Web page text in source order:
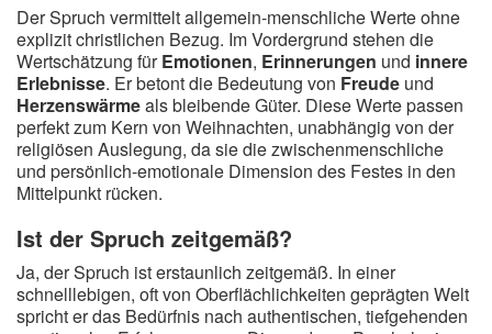
Der Spruch vermittelt allgemein-menschliche Werte ohne
explizit christlichen Bezug. Im Vordergrund stehen die
Wertschätzung fürEmotionen, Erinnerungen und innere
Erlebnisse. Er betont die Bedeutung von Freude und
Herzenswärmeals bleibende Güter. Diese Werte passen
perfekt zum Kern von Weihnachten, unabhängig von der
religiösen Auslegung, da sie die zwischenmenschliche
und persönlich-emotionale Dimension des Festes in den
Mittelpunkt rücken.
Ist der Spruch zeitgemäß?
Ja, der Spruch ist erstaunlich zeitgemäß. In einer
schnelllebigen, oft von Oberflächlichkeiten geprägten Welt
spricht er das Bedürfnis nach authentischen, tiefgehenden